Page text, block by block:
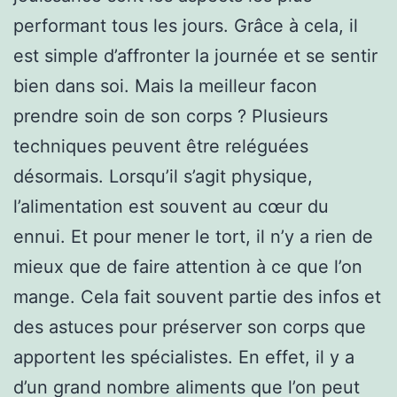
performant tous les jours. Grâce à cela, il
est simple d’affronter la journée et se sentir
bien dans soi. Mais la meilleur facon
prendre soin de son corps ? Plusieurs
techniques peuvent être reléguées
désormais. Lorsqu’il s’agit physique,
l’alimentation est souvent au cœur du
ennui. Et pour mener le tort, il n’y a rien de
mieux que de faire attention à ce que l’on
mange. Cela fait souvent partie des infos et
des astuces pour préserver son corps que
apportent les spécialistes. En effet, il y a
d’un grand nombre aliments que l’on peut